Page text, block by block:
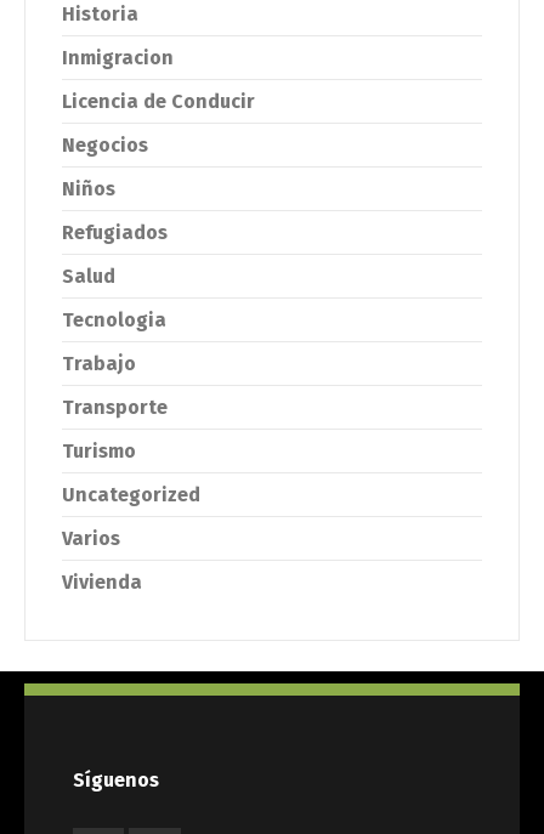
Historia
Inmigracion
Licencia de Conducir
Negocios
Niños
Refugiados
Salud
Tecnologia
Trabajo
Transporte
Turismo
Uncategorized
Varios
Vivienda
Síguenos